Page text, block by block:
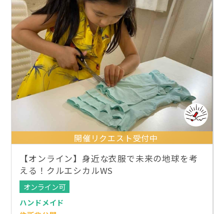
開催リクエスト受付中
【オンライン】身近な衣服で未来の地球を考
える！クルエシカルWS
オンライン可
ハンドメイド